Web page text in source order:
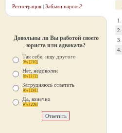
Регистрация | Забыли пароль?
Довольны ли Вы работой своего
юриста или адвоката?
Так себе, ищу другого
9% [210]
Нет, недоволен
8% [172]
Затрудняюсь ответить
9% [191]
Да, конечно
9% [208]
1.
2.
3.
4.